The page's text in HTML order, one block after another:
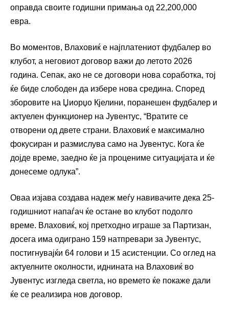
оправда своите годишни примања од 22,200,000
евра.
Во моментов, Влаховиќ е најплатениот фудбалер во
клубот, а неговиот договор важи до летото 2026
година. Сепак, ако не се договори нова соработка, тој
ќе биде слободен да избере нова средина. Според
зборовите на Џиорџо Кјелини, поранешен фудбалер и
актуелен функционер на Јувентус, “Вратите се
отворени од двете страни. Влаховиќ е максимално
фокусиран и размислува само на Јувентус. Кога ќе
дојде време, заедно ќе ја процениме ситуацијата и ќе
донесеме одлука”.
Оваа изјава создава надеж меѓу навивачите дека 25-
годишниот напаѓач ќе остане во клубот подолго
време. Влаховиќ, кој претходно играше за Партизан,
досега има одиграно 159 натпревари за Јувентус,
постигнувајќи 64 голови и 15 асистенции. Со оглед на
актуелните околности, иднината на Влаховиќ во
Јувентус изгледа светла, но времето ќе покаже дали
ќе се реализира нов договор.